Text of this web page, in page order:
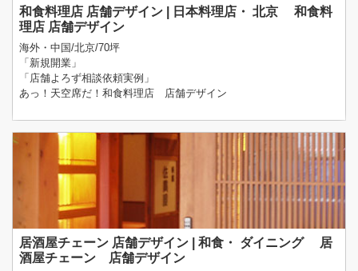
和食料理店 店舗デザイン | 日本料理店・ 北京 和食料
理店 店舗デザイン
海外・中国/北京/70坪
「新規開業」
「店舗よろず相談依頼実例」
あっ！天空席だ！和食料理店 店舗デザイン
居酒屋チェーン 店舗デザイン | 和食・ ダイニング 居
酒屋チェーン 店舗デザイン